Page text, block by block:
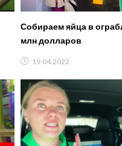
Собираем яйца в
млн долларов
19.04.2022